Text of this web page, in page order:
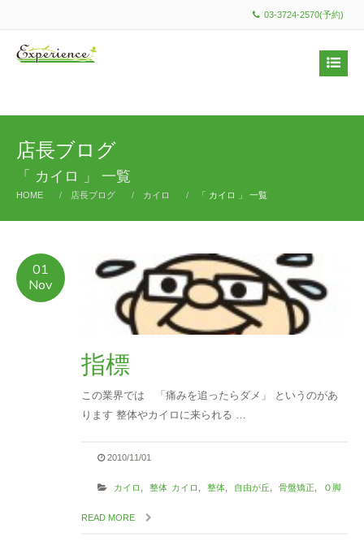
03-3724-2570(予約)
店長ブログ
「 カイロ 」 一覧
HOME 店長ブログ カイロ 「 カイロ 」 一覧
01
Nov
指標
この業界では 「痛みを追ったらダメ」 というのがあ
ります 整体やカイロに来られる …
2010/11/01
カイロ 整体 カイロ 整体 自由が丘 骨盤矯正 Ｏ脚
READ MORE